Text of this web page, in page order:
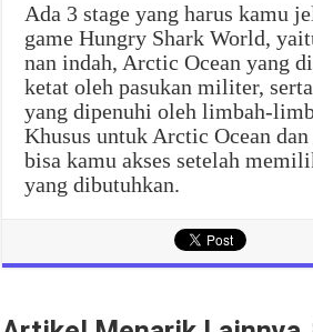
Ada 3 stage yang harus kamu
game Hungry Shark World,
nan indah, Arctic Ocean yang
ketat oleh pasukan militer,
yang dipenuhi oleh limbah-
Khusus untuk Arctic Ocean
bisa kamu akses setelah
yang dibutuhkan.